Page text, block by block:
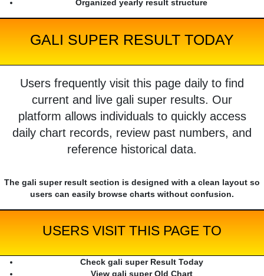
Organized yearly result structure
GALI SUPER RESULT TODAY
Users frequently visit this page daily to find
current and live gali super results. Our
platform allows individuals to quickly access
daily chart records, review past numbers, and
reference historical data.
The gali super result section is designed with a clean layout so
users can easily browse charts without confusion.
USERS VISIT THIS PAGE TO
Check gali super Result Today
View gali super Old Chart